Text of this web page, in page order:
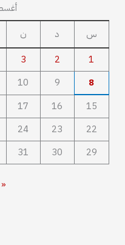
س
د ن
1
2
3
8
9
10
15
16
17
22
23
24
29
30
31